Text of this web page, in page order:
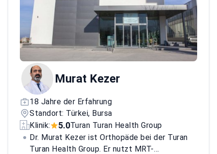
Murat Kezer
18 Jahre der Erfahrung
Standort: Türkei, Bursa
Klinik:
5.0Turan Turan Health Group
Dr. Murat Kezer ist Orthopäde bei der Turan
Turan Health Group. Er nutzt MRT-